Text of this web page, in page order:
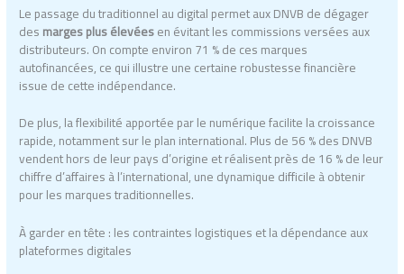
Le passage du traditionnel au digital permet aux DNVB de dégager
desmarges plus élevéesen évitant les commissions versées aux
distributeurs. On compte environ 71 % de ces marques
autofinancées, ce qui illustre une certaine robustesse financière
issue de cette indépendance.
De plus, la flexibilité apportée par le numérique facilite la croissance
rapide, notamment sur le plan international. Plus de 56 % des DNVB
vendent hors de leur pays d’origine et réalisent près de 16 % de leur
chiffre d’affaires à l’international, une dynamique difficile à obtenir
pour les marques traditionnelles.
À garder en tête : les contraintes logistiques et la dépendance aux
plateformes digitales